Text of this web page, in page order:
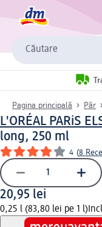
Căutare
Pagina principală Păr
L'ORÉAL PARiS
long, 250 ml
4 (8
20,95 lei
0,25 l (83,80 lei pe 1 l)